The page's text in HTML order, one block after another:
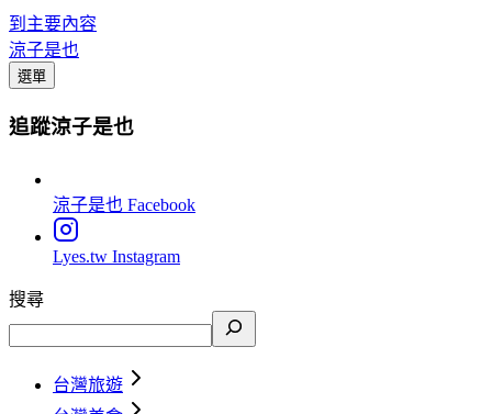
到主要內容
涼子是也
選單
追蹤涼子是也
涼子是也 Facebook
Lyes.tw Instagram
搜尋
台灣旅遊